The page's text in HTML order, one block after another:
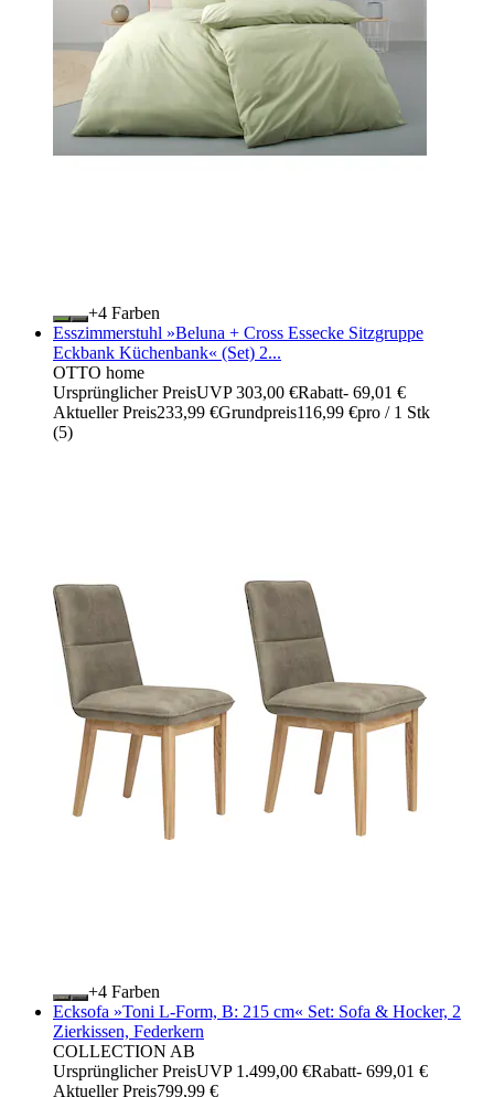
+
Farben
Esszimmerstuhl »Beluna + Cross Essecke Sitzgruppe
Eckbank Küchenbank« (Set) 2...
OTTO home
Ursprünglicher PreisUVP 303,00 €Rabatt- 69,01 €
Aktueller Preis233,99 €Grundpreis116,99 €pro / 1 Stk
(5)
+
Farben
Ecksofa »Toni L-Form, B: 215 cm« Set: Sofa & Hocker, 2
Zierkissen, Federkern
COLLECTION AB
Ursprünglicher PreisUVP 1.499,00 €Rabatt- 699,01 €
Aktueller Preis799,99 €